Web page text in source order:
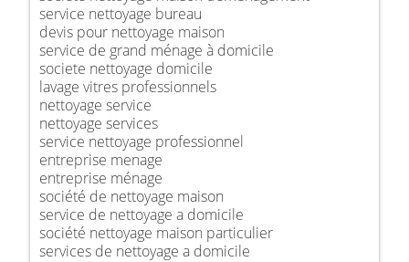
service nettoyage bureau
devis pour nettoyage maison
service de grand ménage à domicile
societe nettoyage domicile
lavage vitres professionnels
nettoyage service
nettoyage services
service nettoyage professionnel
entreprise menage
entreprise ménage
société de nettoyage maison
service de nettoyage a domicile
société nettoyage maison particulier
services de nettoyage a domicile